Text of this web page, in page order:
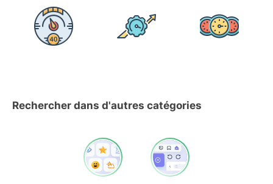
Rechercher dans d'autres catégories